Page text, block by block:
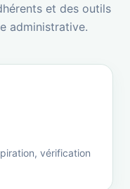
et des outils
administrative.
vérification